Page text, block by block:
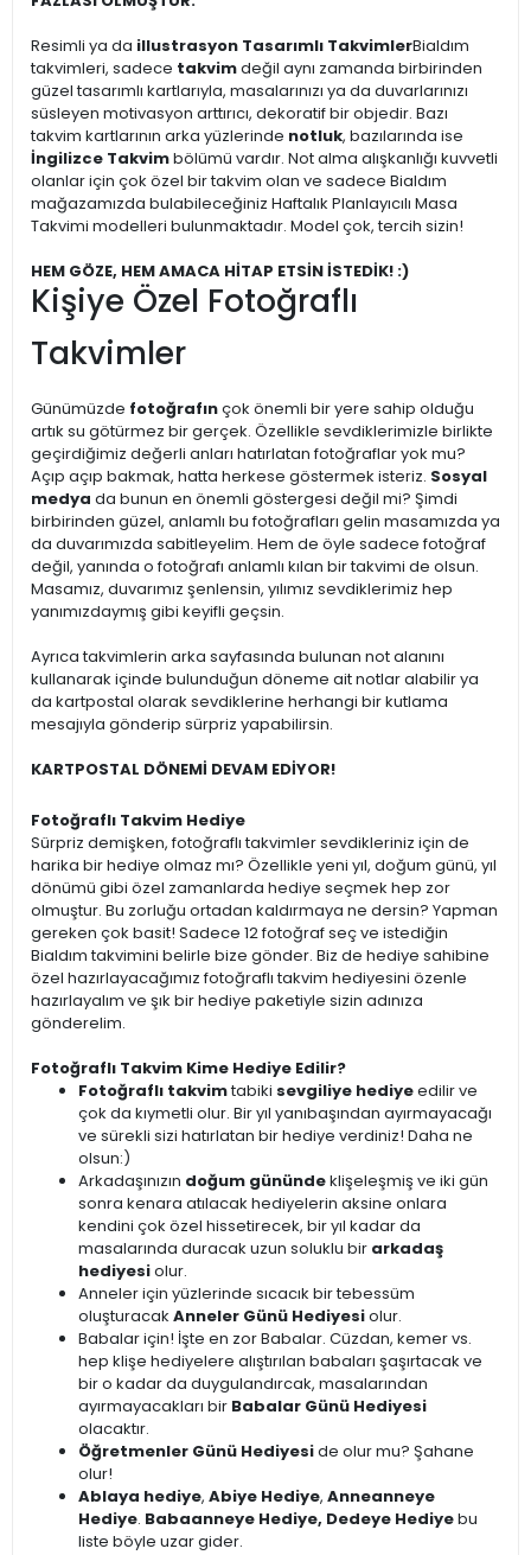
Resimli ya da illustrasyon Tasarımlı TakvimlerBialdım
takvimleri, sadece takvimdeğil aynı zamanda birbirinden
güzel tasarımlı kartlarıyla, masalarınızı ya da duvarlarınızı
süsleyen motivasyon arttırıcı, dekoratif bir objedir. Bazı
takvim kartlarının arka yüzlerinde notluk, bazılarında ise
İngilizce Takvimbölümü vardır. Not alma alışkanlığı kuvvetli
olanlar için çok özel bir takvim olan ve sadece Bialdım
mağazamızda bulabileceğiniz Haftalık Planlayıcılı Masa
Takvimi modelleri bulunmaktadır. Model çok, tercih sizin!
HEM GÖZE, HEM AMACA HİTAP ETSİN İSTEDİK! :)
Kişiye Özel Fotoğraflı
Takvimler
Günümüzde fotoğrafınçok önemli bir yere sahip olduğu
artık su götürmez bir gerçek. Özellikle sevdiklerimizle birlikte
geçirdiğimiz değerli anları hatırlatan fotoğraflar yok mu?
Açıp açıp bakmak, hatta herkese göstermek isteriz. Sosyal
medya da bunun en önemli göstergesi değil mi? Şimdi
birbirinden güzel, anlamlı bu fotoğrafları gelin masamızda ya
da duvarımızda sabitleyelim. Hem de öyle sadece fotoğraf
değil, yanında o fotoğrafı anlamlı kılan bir takvimi de olsun.
Masamız, duvarımız şenlensin, yılımız sevdiklerimiz hep
yanımızdaymış gibi keyifli geçsin.
Ayrıca takvimlerin arka sayfasında bulunan not alanını
kullanarak içinde bulunduğun döneme ait notlar alabilir ya
da kartpostal olarak sevdiklerine herhangi bir kutlama
mesajıyla gönderip sürpriz yapabilirsin.
KARTPOSTAL DÖNEMİ DEVAM EDİYOR!
Fotoğraflı Takvim Hediye
Sürpriz demişken, fotoğraflı takvimler sevdikleriniz için de
harika bir hediye olmaz mı? Özellikle yeni yıl, doğum günü, yıl
dönümü gibi özel zamanlarda hediye seçmek hep zor
olmuştur. Bu zorluğu ortadan kaldırmaya ne dersin? Yapman
gereken çok basit! Sadece 12 fotoğraf seç ve istediğin
Bialdım takvimini belirle bize gönder. Biz de hediye sahibine
özel hazırlayacağımız fotoğraflı takvim hediyesini özenle
hazırlayalım ve şık bir hediye paketiyle sizin adınıza
gönderelim.
Fotoğraflı Takvim Kime Hediye Edilir?
Fotoğraflı takvimtabiki sevgiliye hediyeedilir ve
çok da kıymetli olur. Bir yıl yanıbaşından ayırmayacağı
ve sürekli sizi hatırlatan bir hediye verdiniz! Daha ne
olsun:)
Arkadaşınızın doğum günündeklişeleşmiş ve iki gün
sonra kenara atılacak hediyelerin aksine onlara
kendini çok özel hissetirecek, bir yıl kadar da
masalarında duracak uzun soluklu bir arkadaş
hediyesiolur.
Anneler için yüzlerinde sıcacık bir tebessüm
oluşturacak Anneler Günü Hediyesiolur.
Babalar için! İşte en zor Babalar. Cüzdan, kemer vs.
hep klişe hediyelere alıştırılan babaları şaşırtacak ve
bir o kadar da duygulandırcak, masalarından
ayırmayacakları bir Babalar Günü Hediyesi
olacaktır.
Öğretmenler Günü Hediyeside olur mu? Şahane
olur!
Ablaya hediye, Abiye Hediye, Anneanneye
Hediye. Babaanneye Hediye, Dedeye Hediyebu
liste böyle uzar gider.